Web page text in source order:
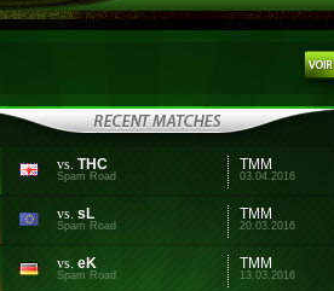
vs. THC
Spam Road
TMM
03.04.2016
vs. sL
Spam Road
TMM
20.03.2016
vs. eK
Spam Road
TMM
13.03.2016